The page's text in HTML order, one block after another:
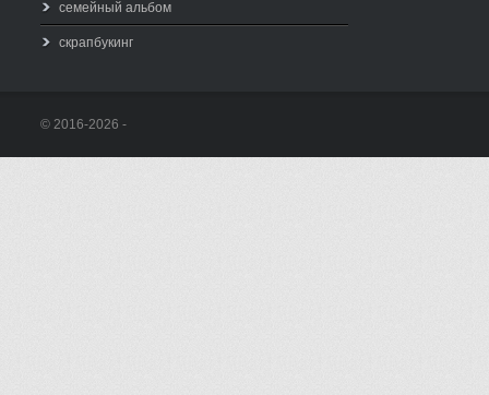
семейный альбом
скрапбукинг
© 2016-2026 -